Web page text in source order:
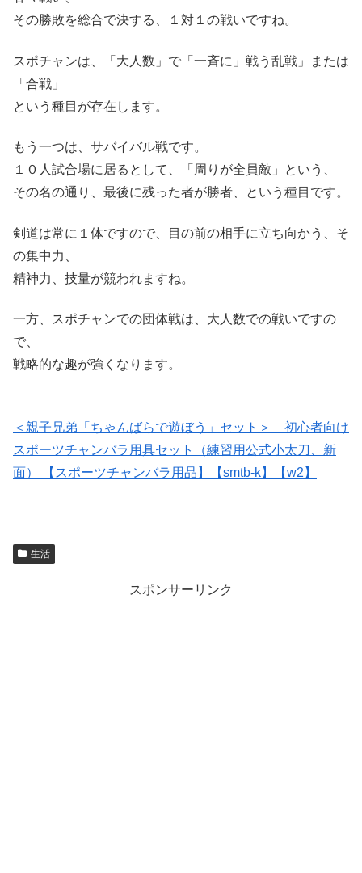
その勝敗を総合で決する、１対１の戦いですね。
スポチャンは、「大人数」で「一斉に」戦う乱戦」または
「合戦」
という種目が存在します。
もう一つは、サバイバル戦です。
１０人試合場に居るとして、「周りが全員敵」という、
その名の通り、最後に残った者が勝者、という種目です。
剣道は常に１体ですので、目の前の相手に立ち向かう、そ
の集中力、
精神力、技量が競われますね。
一方、スポチャンでの団体戦は、大人数での戦いですの
で、
戦略的な趣が強くなります。
＜親子兄弟「ちゃんばらで遊ぼう」セット＞ 初心者向け
スポーツチャンバラ用具セット（練習用公式小太刀、新
面） 【スポーツチャンバラ用品】【smtb-k】【w2】
生活
スポンサーリンク